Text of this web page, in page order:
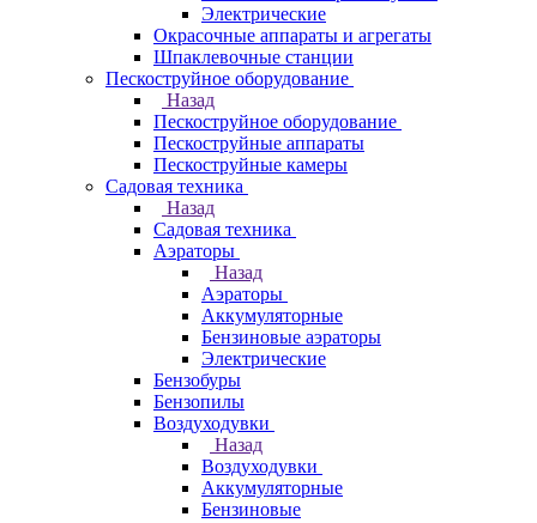
Электрические
Окрасочные аппараты и агрегаты
Шпаклевочные станции
Пескоструйное оборудование
Назад
Пескоструйное оборудование
Пескоструйные аппараты
Пескоструйные камеры
Садовая техника
Назад
Садовая техника
Аэраторы
Назад
Аэраторы
Аккумуляторные
Бензиновые аэраторы
Электрические
Бензобуры
Бензопилы
Воздуходувки
Назад
Воздуходувки
Аккумуляторные
Бензиновые